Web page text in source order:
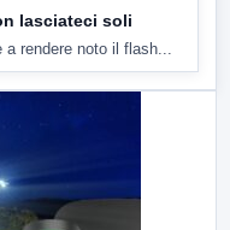
lasciateci soli
rendere noto il flash...